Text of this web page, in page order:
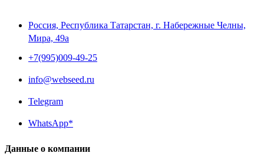
Россия, Республика Татарстан, г. Набережные Челны,
Мира, 49a
+7(995)009-49-25
info@webseed.ru
Telegram
WhatsApp*
Данные о компании